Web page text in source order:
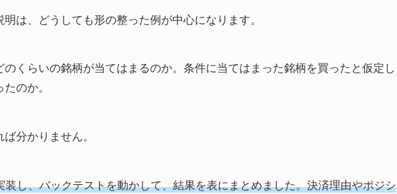
は、どうしても形の整った例が中心になります。
くらいの銘柄が当てはまるのか。条件に当てはまった銘柄を買ったと仮定し
のか。
分かりません。
し、バックテストを動かして、結果を表にまとめました。決済理由やポジシ